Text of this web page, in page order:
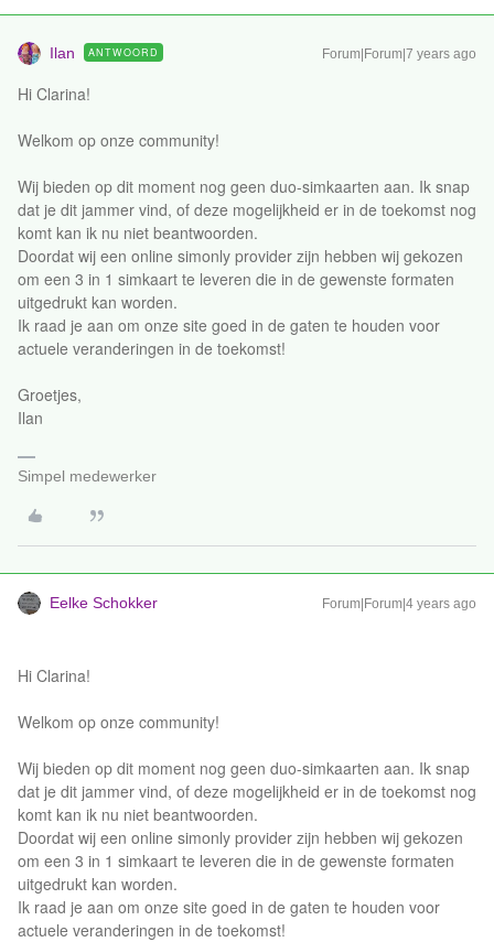
Ilan ANTWOORD Forum|Forum|7 years ago
Hi Clarina!
Welkom op onze community!
Wij bieden op dit moment nog geen duo-simkaarten aan. Ik snap
dat je dit jammer vind, of deze mogelijkheid er in de toekomst nog
komt kan ik nu niet beantwoorden.
Doordat wij een online simonly provider zijn hebben wij gekozen
om een 3 in 1 simkaart te leveren die in de gewenste formaten
uitgedrukt kan worden.
Ik raad je aan om onze site goed in de gaten te houden voor
actuele veranderingen in de toekomst!
Groetjes,
Ilan
Simpel medewerker
Eelke Schokker Forum|Forum|4 years ago
Hi Clarina!
Welkom op onze community!
Wij bieden op dit moment nog geen duo-simkaarten aan. Ik snap
dat je dit jammer vind, of deze mogelijkheid er in de toekomst nog
komt kan ik nu niet beantwoorden.
Doordat wij een online simonly provider zijn hebben wij gekozen
om een 3 in 1 simkaart te leveren die in de gewenste formaten
uitgedrukt kan worden.
Ik raad je aan om onze site goed in de gaten te houden voor
actuele veranderingen in de toekomst!